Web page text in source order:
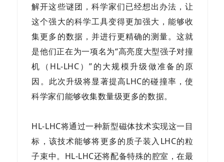
解开这些谜团，科学家们已经想出办法，让
这个强大的科学工具变得更加强大，能够收
集更多的数据，并进行更精确的测量。这就
是他们正在为一项名为“高亮度大型强子对撞
机（ HL-LHC）”的大规模升级做准备的原
因。此次升级将显著提高LHC的碰撞率，使
科学家们能够收集数量级更多的数据。
HL-LHC将通过一种新型磁体技术实现这一目
标，该技术能够将更多的质子装入LHC的粒
子束中。HL-LHC还将配备特殊的腔室，在最